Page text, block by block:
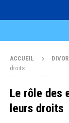
ACCUEIL
droits
Le rôle des
leurs droits